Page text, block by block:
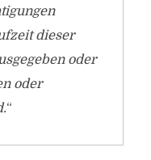
dieser
oder
oder
“